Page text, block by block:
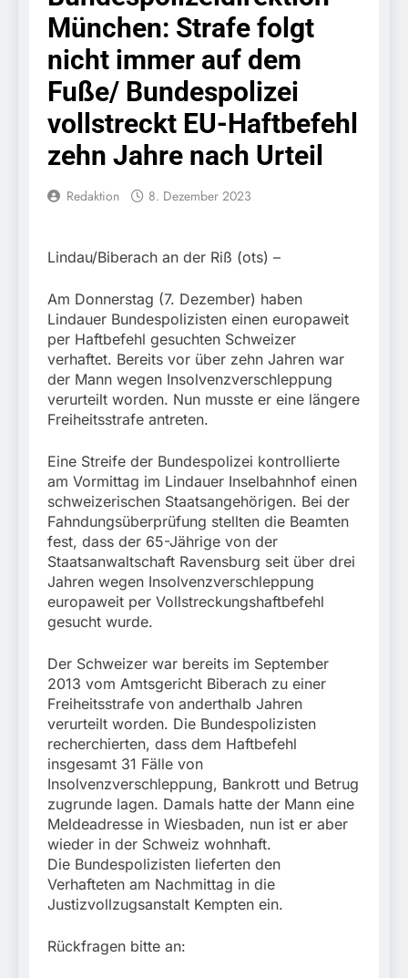
erschleicht rund 45.000
Euro Sozialleistungen
Ermittlungen der
Finanzkontrolle
rechtskräftiger
Verurteilung wegen
Betrugs
Bundespolizeidirektion
München: Europaweit
gesuchtes Mitglied einer
kriminellen Vereinigung
geht ins Netz –
Bundespolizei vollstreckt
europäischen
Auslieferungshaftbefehl
6. August 2026
Bundespolizeidirektion
München: Update zu den
Einsatzmaßnahmen der
Bundespolizei in
Saarbrücken
5. August 2026
Bundespolizeidirektion
München:
Beinahekollision an
Bahnübergang in Aubing
Eingriffs in den
5. August 2026
Zeugen halten
Tatverdächtigen fest /
verletzt
5. August 2026
stillgelegtem
Bahngebäude
(Sendling)
5. August 2026
HZA-R: Zoll deckt auf:
Mehr als 17.000
Zigaretten in Fahrzeug
und Anhänger versteckt
Kontrolle in Waidhaus
führt zur Sicherstellung
und Einleitung eines
Steuerstrafverfahrens
4. August 2026
Bundespolizeidirektion
München: Mit dem
Kraftfahrzeug über die
eingereist/Bundespolizei
stellt Auto sicher
München: Strafe folgt
nicht immer auf dem
Fuße/ Bundespolizei
vollstreckt EU-Haftbefehl
zehn Jahre nach Urteil
Redaktion 8. Dezember 2023
Lindau/Biberach an der Riß (ots) –
Am Donnerstag (7. Dezember) haben
Lindauer Bundespolizisten einen europaweit
per Haftbefehl gesuchten Schweizer
verhaftet. Bereits vor über zehn Jahren war
der Mann wegen Insolvenzverschleppung
verurteilt worden. Nun musste er eine längere
Freiheitsstrafe antreten.
Eine Streife der Bundespolizei kontrollierte
am Vormittag im Lindauer Inselbahnhof einen
schweizerischen Staatsangehörigen. Bei der
Fahndungsüberprüfung stellten die Beamten
fest, dass der 65-Jährige von der
Staatsanwaltschaft Ravensburg seit über drei
Jahren wegen Insolvenzverschleppung
europaweit per Vollstreckungshaftbefehl
gesucht wurde.
Der Schweizer war bereits im September
2013 vom Amtsgericht Biberach zu einer
Freiheitsstrafe von anderthalb Jahren
verurteilt worden. Die Bundespolizisten
recherchierten, dass dem Haftbefehl
insgesamt 31 Fälle von
Insolvenzverschleppung, Bankrott und Betrug
zugrunde lagen. Damals hatte der Mann eine
Meldeadresse in Wiesbaden, nun ist er aber
wieder in der Schweiz wohnhaft.
Die Bundespolizisten lieferten den
Verhafteten am Nachmittag in die
Justizvollzugsanstalt Kempten ein.
Rückfragen bitte an: